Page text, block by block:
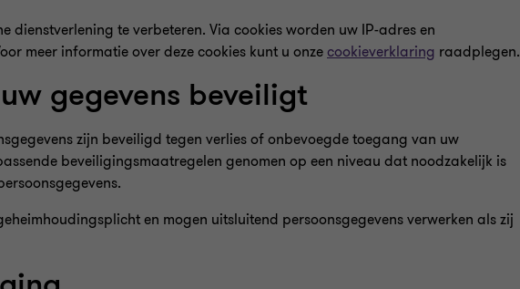
dienstverlening te verbeteren. Via cookies worden uw IP-adres en
meer informatie over deze cookies kunt u onze cookieverklaring raadplegen.
gegevens beveiligt
zijn beveiligd tegen verlies of onbevoegde toegang van uw
beveiligingsmaatregelen genomen op een niveau dat noodzakelijk is
en mogen uitsluitend persoonsgegevens verwerken als zij